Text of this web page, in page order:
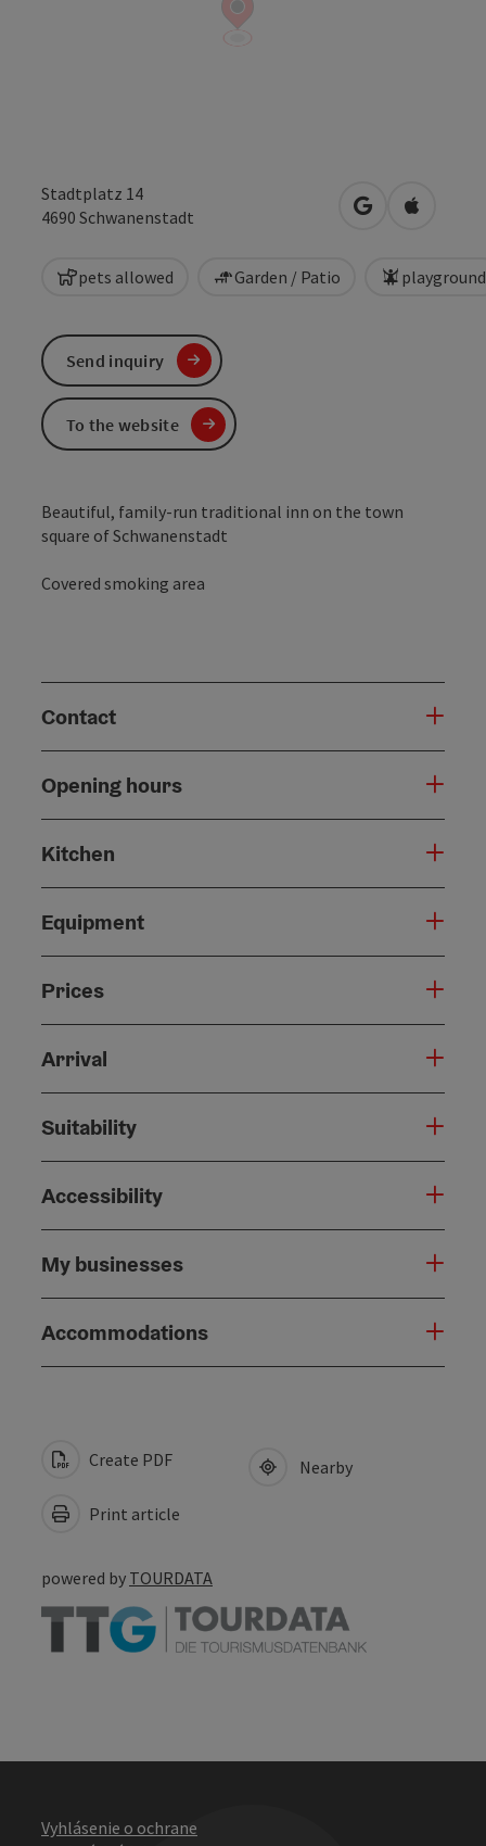
Stadtplatz 14
4690 Schwanenstadt open inOpen in
pets allowed Garden / Patio playground
Beautiful, family-run traditional inn on the town
square of Schwanenstadt
Covered smoking area
Contact
Opening hours
Kitchen
Equipment
Prices
Arrival
Suitability
Accessibility
My businesses
Accommodations
Send inquiry
To the website
Create PDF
Print article
Nearby
powered by TOURDATA
Vyhlásenie o ochrane